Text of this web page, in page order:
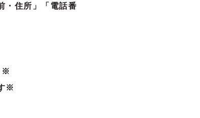
・住所」「電話番
※
※